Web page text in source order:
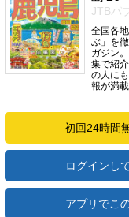
JTBパ
全国各
ぶ」を
ガジン
集で紹
の人に
報が満載
初回24時間
ログインし
アプリでこ